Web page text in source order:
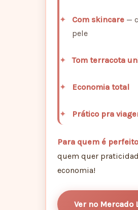
Com skincare—
pele
Tom terracota
Economia total
Prático pra
Para quem é
quem quer
economia!
Ver no Mercado